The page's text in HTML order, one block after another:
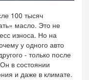
100 тысяч
масло. Это не
износа. Но на
у одного авто
- только после
в состоянии
и даже в климате.